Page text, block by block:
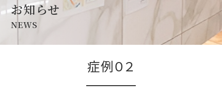
お知らせ
NEWS
症例０２